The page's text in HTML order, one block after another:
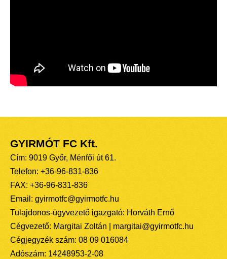
GYIRMÓT FC Kft.
Cím: 9019 Győr, Ménfői út 61.
Telefon: +36-96-831-836
FAX: +36-96-831-836
Email: gyirmotfc@gyirmotfc.hu
Tulajdonos-ügyvezető igazgató: Horváth Ernő
Cégvezető: Margitai Zoltán | margitai@gyirmotfc.hu
Cégjegyzék szám: 08 09 016084
Adószám: 14248953-2-08